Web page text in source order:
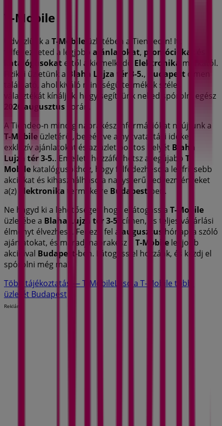
T-Mobile
Üdvözlünk a T-Mobile üzletében a Tiendeo-n! Itt
felfedezheted a legjobb ajánlatokat, promóciókat
katalógusokat ettől a kiemelkedő Elektronika márkától.
Fizikai üzletünk a Blaha Lujza tér 3-5., Budapest címen
található, ahol kiváló minőségű termékek széles
választékát kínáljuk, hogy segítsünk neked spórolni egész
2026 augusztus során.
A Tiendeo-n mindig naprakész információkat nyújtunk a
T-Mobile üzletéről, beleértve a nyitvatartási időket,
exkluzív ajánlatokat és az üzlet pontos helyét Blaha
Lujza tér 3-5.. Emellett hozzáférhetsz a legújabb T-
Mobile katalógusokhoz, hogy felfedezhesd a legfrissebb
akciókat és kihasználhasd a nagyszerű kedvezményeket
a(z)
Elektronika termékeire Budapest -ben.
Ne hagyd ki a lehetőséget, hogy ellátogass a T-Mobile
üzletébe a Blaha Lujza tér 3-5. címen, és teljes vásárlási
élményt élvezhess. Fedezd fel a augusztus hónapra szóló
ajánlatokat, és maradj naprakész a T-Mobile legjobb
akcióival Budapest-ben. Látogass el hozzánk, és kezdj el
spórolni még ma!
Több tájékoztatás — T-MobileLásd a T-Mobile többi
üzletét Budapest
Reklám